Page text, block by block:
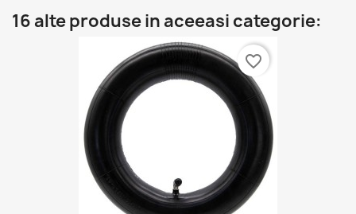
16 alte produse in aceeasi categorie:
favorite_border